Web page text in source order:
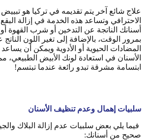
علاج شائع آخر يتم تقديمه في تركيا هو تبييض
الاحترافي وتساعد هذه الخدمة في إزالة
أسنانك الناتجة عن التدخين أو شرب القهوة
بمرور الوقت، بالإضافة إلى تغير اللون
المضادات الحيوية أو الأدوية ويمكن أن
الأسنان في استعادة لونك الأبيض الطبيعي،
ابتسامة مشرقة تبدو رائعة عندما تبتسم!
سلبيات إهمال وعدم تنظيف الأسنان
فيما يلي بعض سلبيات عدم إزالة البلاك
صحيح من أسنانك: